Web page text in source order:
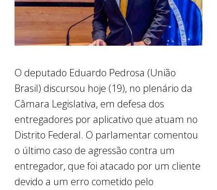
O deputado Eduardo Pedrosa (União
Brasil) discursou hoje (19), no plenário da
Câmara Legislativa, em defesa dos
entregadores por aplicativo que atuam no
Distrito Federal. O parlamentar comentou
o último caso de agressão contra um
entregador, que foi atacado por um cliente
devido a um erro cometido pelo